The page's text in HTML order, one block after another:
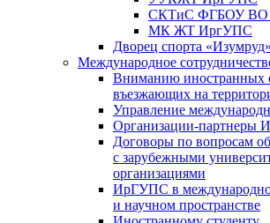
СКТиС ФГБОУ
МК ЖТ ИргУПС
Дворец спорта «Изумруд»
Международное
Вниманию иностранных
въезжающих на
Управление
Организации-партнеры
Договоры по вопросам
с зарубежными
организациями
ИрГУПС в
и научном пространстве